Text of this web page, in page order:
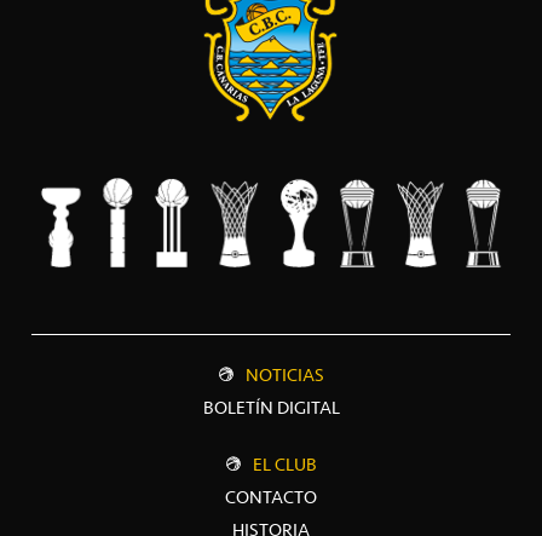
NOTICIAS
BOLETÍN DIGITAL
EL CLUB
CONTACTO
HISTORIA